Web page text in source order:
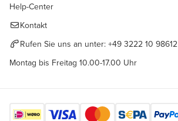
Help-Center
Kontakt
Rufen Sie uns an unter: +49 3222 10 98612
Montag bis Freitag 10.00-17.00 Uhr